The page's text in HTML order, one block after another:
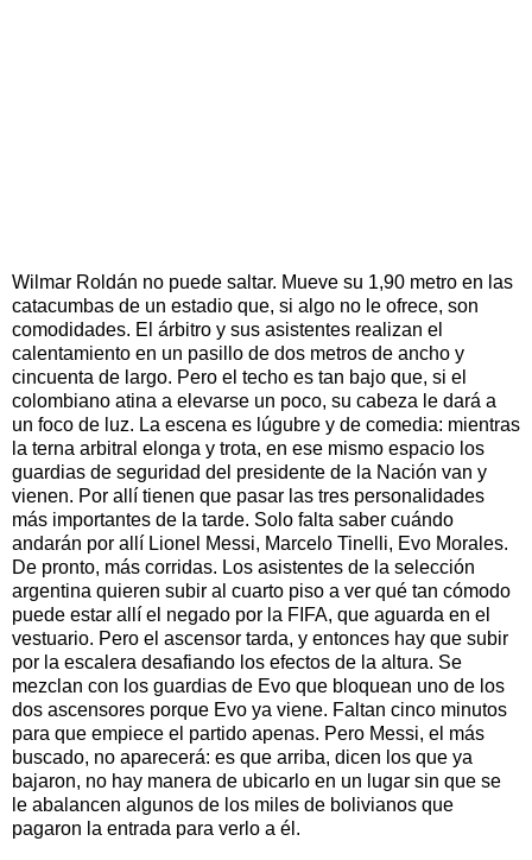
Wilmar Roldán no puede saltar. Mueve su 1,90 metro en las
catacumbas de un estadio que, si algo no le ofrece, son
comodidades. El árbitro y sus asistentes realizan el
calentamiento en un pasillo de dos metros de ancho y
cincuenta de largo. Pero el techo es tan bajo que, si el
colombiano atina a elevarse un poco, su cabeza le dará a
un foco de luz. La escena es lúgubre y de comedia: mientras
la terna arbitral elonga y trota, en ese mismo espacio los
guardias de seguridad del presidente de la Nación van y
vienen. Por allí tienen que pasar las tres personalidades
más importantes de la tarde. Solo falta saber cuándo
andarán por allí Lionel Messi, Marcelo Tinelli, Evo Morales.
De pronto, más corridas. Los asistentes de la selección
argentina quieren subir al cuarto piso a ver qué tan cómodo
puede estar allí el negado por la FIFA, que aguarda en el
vestuario. Pero el ascensor tarda, y entonces hay que subir
por la escalera desafiando los efectos de la altura. Se
mezclan con los guardias de Evo que bloquean uno de los
dos ascensores porque Evo ya viene. Faltan cinco minutos
para que empiece el partido apenas. Pero Messi, el más
buscado, no aparecerá: es que arriba, dicen los que ya
bajaron, no hay manera de ubicarlo en un lugar sin que se
le abalancen algunos de los miles de bolivianos que
pagaron la entrada para verlo a él.